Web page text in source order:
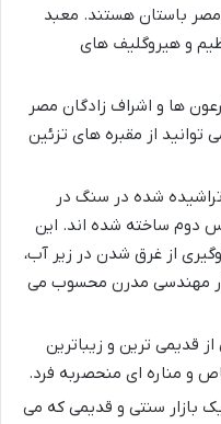
باستان هستند. معبد
و هیروگلیف های
ها و اشراف زادگان مصر
توانید از مقبره های تزئین
شده در سنگ در
دوم ساخته شده اند. این
۱۹۶۰ برای جلوگیری از غرق شدن در زیر آب،
مهندسی مدرن محسوب می
از قدیمی ترین و زیباترین
و مناره ای منحصربه فرد.
بازار سنتی و قدیمی که می